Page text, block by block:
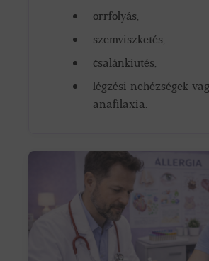
orrfolyás,
szemviszketés,
csalánkiütés,
légzési nehézségek
anafilaxia.